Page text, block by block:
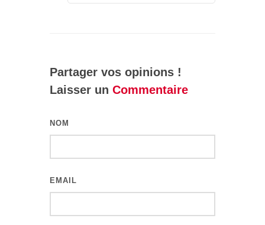
Partager vos opinions !
Laisser un Commentaire
NOM
EMAIL